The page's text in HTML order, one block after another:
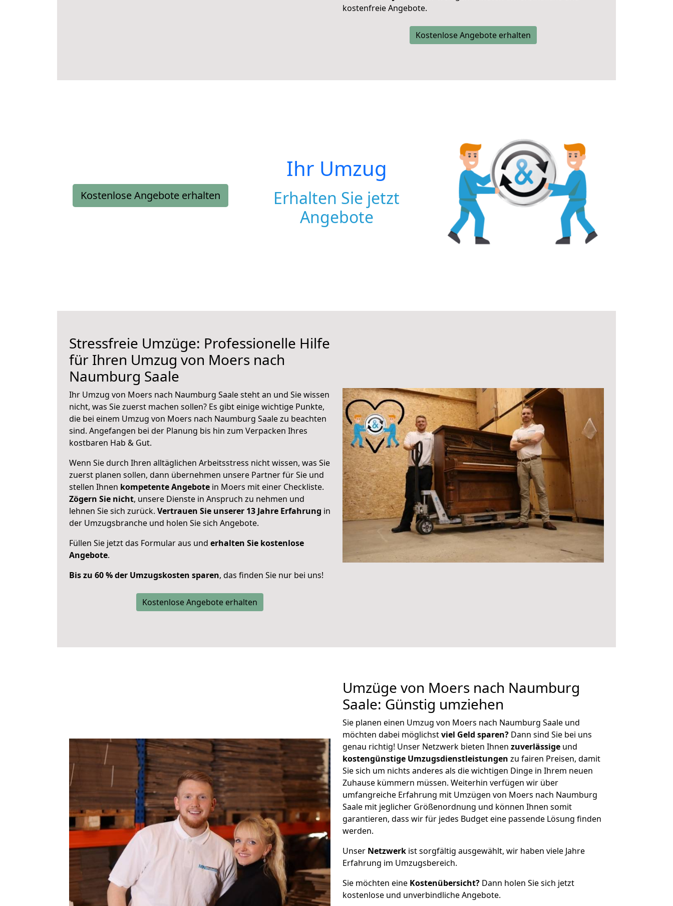
kostenfreie Angebote.
Kostenlose Angebote erhalten
Kostenlose Angebote erhalten
Ihr Umzug
Erhalten Sie jetzt
Angebote
Stressfreie Umzüge: Professionelle Hilfe
für Ihren Umzug von Moers nach
Naumburg Saale
Ihr Umzug von Moers nach Naumburg Saale steht an und Sie wissen
nicht, was Sie zuerst machen sollen? Es gibt einige wichtige Punkte,
die bei einem Umzug von Moers nach Naumburg Saale zu beachten
sind. Angefangen bei der Planung bis hin zum Verpacken Ihres
kostbaren Hab & Gut.
Wenn Sie durch Ihren alltäglichen Arbeitsstress nicht wissen, was Sie
zuerst planen sollen, dann übernehmen unsere Partner für Sie und
stellen Ihnen kompetente Angebote in Moers mit einer Checkliste.
Zögern Sie nicht, unsere Dienste in Anspruch zu nehmen und
lehnen Sie sich zurück. Vertrauen Sie unserer 13 Jahre Erfahrung in
der Umzugsbranche und holen Sie sich Angebote.
Füllen Sie jetzt das Formular aus und erhalten Sie kostenlose
Angebote.
Bis zu 60 % der Umzugskosten sparen, das finden Sie nur bei uns!
Kostenlose Angebote erhalten
Umzüge von Moers nach Naumburg
Saale: Günstig umziehen
Sie planen einen Umzug von Moers nach Naumburg Saale und
möchten dabei möglichstviel Geld sparen? Dann sind Sie bei uns
genau richtig! Unser Netzwerk bieten Ihnen zuverlässige und
kostengünstige Umzugsdienstleistungen zu fairen Preisen, damit
Sie sich um nichts anderes als die wichtigen Dinge in Ihrem neuen
Zuhause kümmern müssen. Weiterhin verfügen wir über
umfangreiche Erfahrung mit Umzügen von Moers nach Naumburg
Saale mit jeglicher Größenordnung und können Ihnen somit
garantieren, dass wir für jedes Budget eine passende Lösung finden
werden.
Unser Netzwerk ist sorgfältig ausgewählt, wir haben viele Jahre
Erfahrung im Umzugsbereich.
Sie möchten eine Kostenübersicht? Dann holen Sie sich jetzt
kostenlose und unverbindliche Angebote.